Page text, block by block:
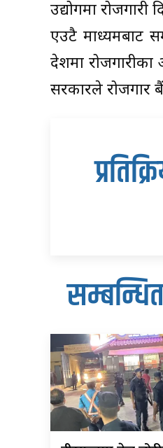
उद्योगमा
एउटै माध्यमबाट
देशमा
सरकारले रोजगार